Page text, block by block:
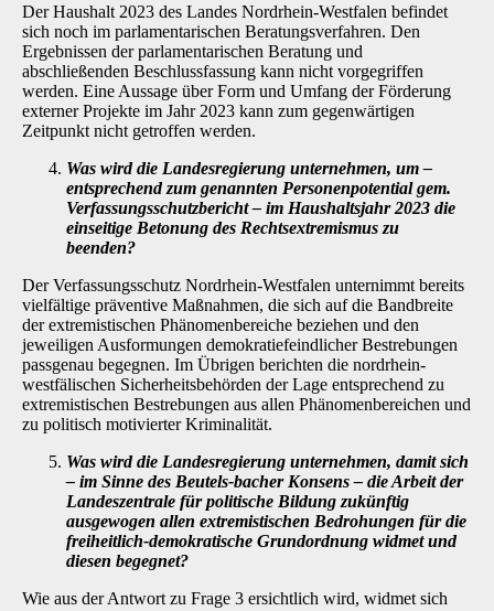
Der Haushalt 2023 des Landes Nordrhein-Westfalen befindet
sich noch im parlamentarischen Beratungsverfahren. Den
Ergebnissen der parlamentarischen Beratung und
abschließenden Beschlussfassung kann nicht vorgegriffen
werden. Eine Aussage über Form und Umfang der Förderung
externer Projekte im Jahr 2023 kann zum gegenwärtigen
Zeitpunkt nicht getroffen werden.
Was wird die Landesregierung unternehmen, um–
entsprechend zum genannten Personenpotential gem.
Verfassungsschutzbericht– im Haushaltsjahr 2023 die
einseitige Betonung des Rechtsextremismus zu
beenden?
Der Verfassungsschutz Nordrhein-Westfalen unternimmt bereits
vielfältige präventive Maß­nahmen, die sich auf die Bandbreite
der extremistischen Phänomenbereiche beziehen und den
jeweiligen Ausformungen demokratiefeindlicher Bestrebungen
passgenau begegnen. Im Übrigen berichten die nordrhein-
westfälischen Sicherheitsbehörden der Lage entsprechend zu
extremistischen Bestrebungen aus allen Phänomenbereichen und
zu politisch motivierter Kri­minalität.
Was wird die Landesregierung unternehmen, damit sich
– im Sinne des Beutels-bacher Konsens– die Arbeit der
Landeszentrale für politische Bildung zukünftig
ausgewogen allen extremistischen Bedrohungen für die
freiheitlich-demokrati­sche Grundordnung widmet und
diesen begegnet?
Wie aus der Antwort zu Frage 3 ersichtlich wird, widmet sich